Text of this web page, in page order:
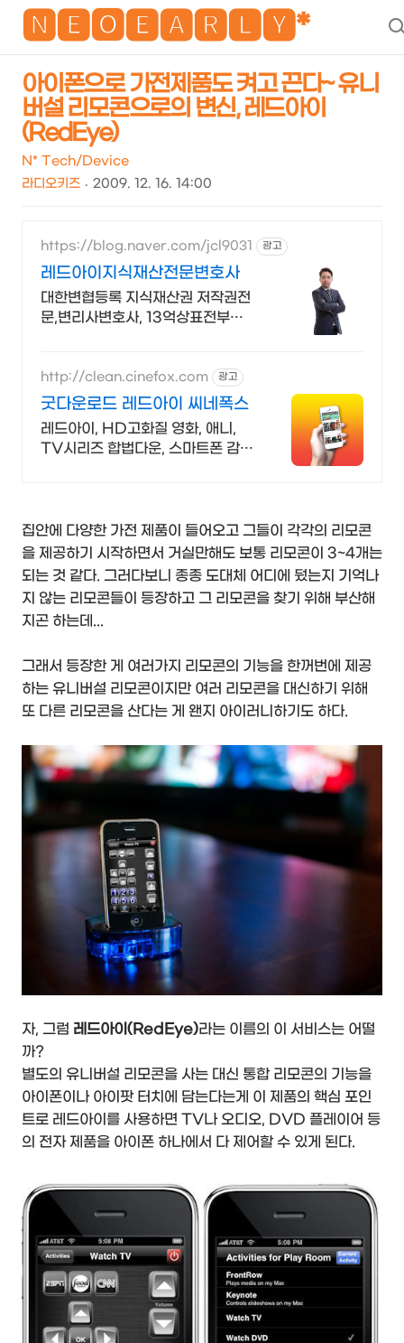
🅽🅴🅾🅴🅰🆁🅻🆈*
아이폰으로 가전제품도 켜고 끈다~ 유니
버설 리모콘으로의 변신, 레드아이
(RedEye)
N* Tech/Device
라디오키즈
2009. 12. 16. 14:00
https://blog.naver.com/jcl9031 광고
레드아이지식재산전문변호사
대한변협등록 지식재산권 저작권전
문,변리사변호사, 13억상표전부승
http://clean.cinefox.com 광고
굿다운로드 레드아이 씨네폭스
레드아이, HD고화질 영화, 애니,
TV시리즈 합법다운, 스마트폰 감
집안에 다양한 가전 제품이 들어오고 그들이 각각의 리모콘
을 제공하기 시작하면서 거실만해도 보통 리모콘이 3~4개는
되는 것 같다. 그러다보니 종종 도대체 어디에 뒀는지 기억나
지 않는 리모콘들이 등장하고 그 리모콘을 찾기 위해 부산해
지곤 하는데...
그래서 등장한 게 여러가지 리모콘의 기능을 한꺼번에 제공
하는 유니버설 리모콘이지만 여러 리모콘을 대신하기 위해
또 다른 리모콘을 산다는 게 왠지 아이러니하기도 하다.
자, 그럼 레드아이(RedEye)라는 이름의 이 서비스는 어떨
까?
별도의 유니버설 리모콘을 사는 대신 통합 리모콘의 기능을
아이폰이나 아이팟 터치에 담는다는게 이 제품의 핵심 포인
트로 레드아이를 사용하면 TV나 오디오, DVD 플레이어 등
의 전자 제품을 아이폰 하나에서 다 제어할 수 있게 된다.